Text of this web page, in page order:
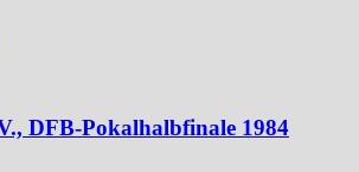
DFB-Pokalhalbfinale 1984